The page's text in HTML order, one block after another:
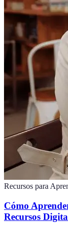
Recursos para
Cómo
Recursos